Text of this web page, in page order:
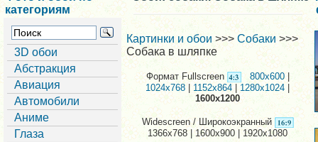
категориям
3D обои
Абстракция
Авиация
Автомобили
Аниме
Глаза
Картинки и обои >>> Собаки >>>
Собака в шляпке
Формат Fullscreen 800x600|
1024x768|1152x864| 1280x1024
1600x1200
Widescreen / Широкоэкранный
1366x768 | 1600x900 | 1920x1080